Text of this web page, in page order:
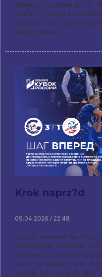
Surguta. Początek gry w
„bonus”. To było
„obudzili”, nie udało się
pustych baterii.
Krok naprz?d
09.04.2026 / 22:48
Goście wystawili na mecz
gospodarze zmuszeni
schematu, z dwoma
razu, że pomysł ludu
meczu był dla nich